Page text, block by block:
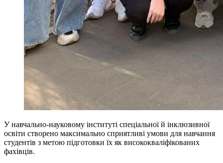
У навчально-науковому інституті спеціальної й інклюзивної
освіти створено максимально сприятливі умови для навчання
студентів з метою підготовки їх як висококваліфікованих
фахівців.